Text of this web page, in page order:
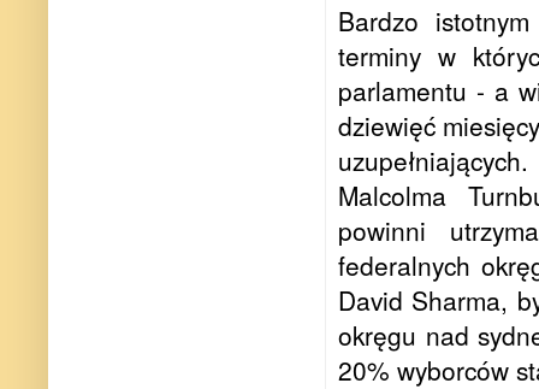
Bardzo
terminy w
parlamentu - a
dziewięć
Malcolma
powinni
federalnych
David Sharma,
okręgu nad
20% wyborców